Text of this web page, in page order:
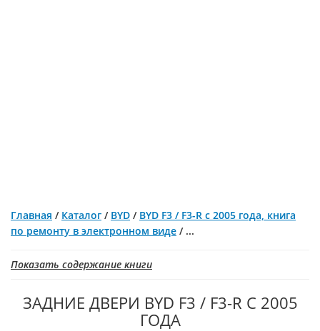
Главная / Каталог / BYD / BYD F3 / F3-R с 2005 года, книга
по ремонту в электронном виде / ...
Показать содержание книги
ЗАДНИЕ ДВЕРИ BYD F3 / F3-R С 2005
ГОДА